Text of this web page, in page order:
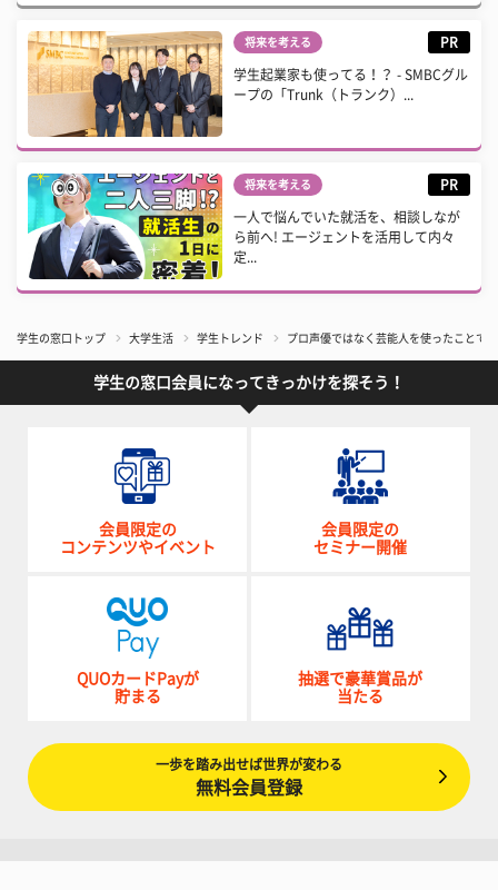
将来を考える PR
学生起業家も使ってる！？ - SMBCグル
ープの「Trunk（トランク）...
将来を考える PR
一人で悩んでいた就活を、相談しなが
ら前へ! エージェントを活用して内々
定...
学生の窓口トップ 大学生活 学生トレンド プロ声優ではなく芸能人を使ったことで
学生の窓口会員になってきっかけを探そう！
会員限定の
コンテンツやイベント
会員限定の
セミナー開催
QUOカードPayが
貯まる
抽選で豪華賞品が
当たる
一歩を踏み出せば世界が変わる
無料会員登録